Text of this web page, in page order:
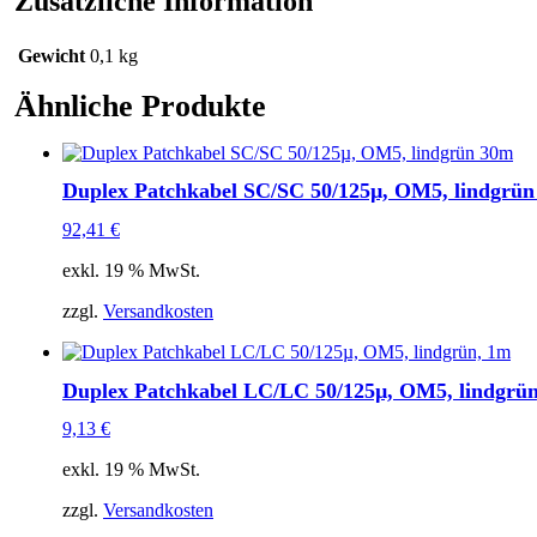
Menge
Gewicht 0,1 kg
Ähnliche Produkte
Duplex Patchkabel SC/SC 50/125µ, OM5,
92,41 €
exkl. 19 % MwSt.
zzgl. Versandkosten
Duplex Patchkabel LC/LC 50/125µ, OM5,
9,13 €
exkl. 19 % MwSt.
zzgl. Versandkosten